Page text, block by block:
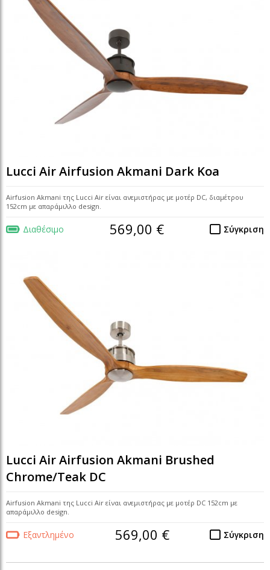
Lucci Air Airfusion Akmani Dark Koa
Airfusion Akmani της Lucci Air είναι ανεμιστήρας με μοτέρ DC, διαμέτρου
152cm με απαράμιλλο design.
Διαθέσιμο Σύγκριση
569,00 €
Lucci Air Airfusion Akmani Brushed
Chrome/Teak DC
Airfusion Akmani της Lucci Air είναι ανεμιστήρας με μοτέρ DC 152cm με
απαράμιλλο design.
Εξαντλημένο Σύγκριση
569,00 €